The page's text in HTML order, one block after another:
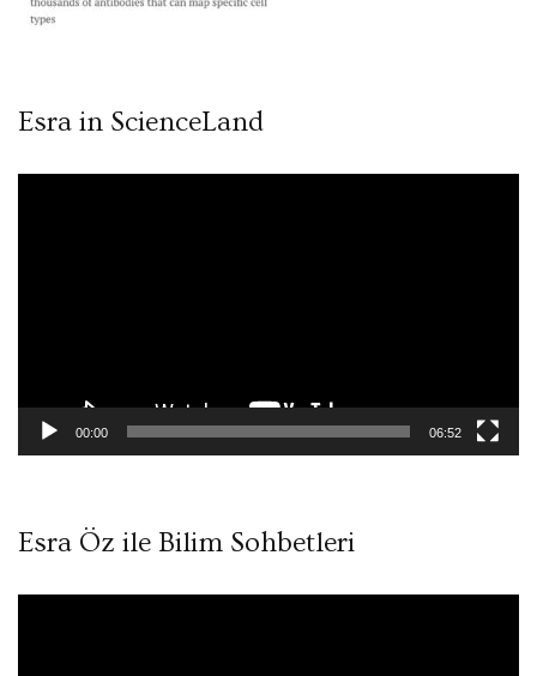
Esra in ScienceLand
00:00 06:52
Esra Öz ile Bilim Sohbetleri